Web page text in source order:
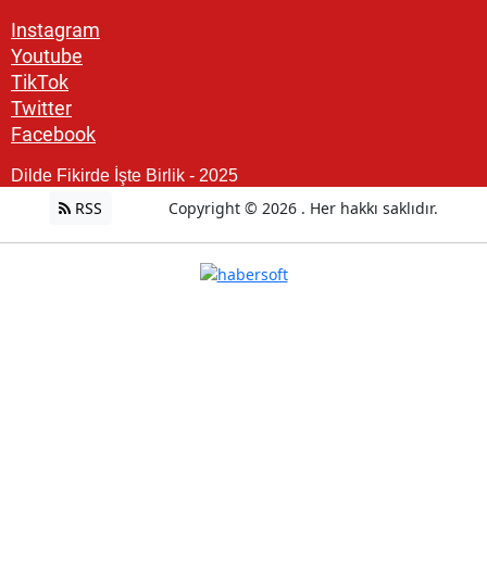
Instagram
Youtube
TikTok
Twitter
Facebook
Dilde Fikirde İşte Birlik - 2025
RSS Copyright © 2026 . Her hakkı saklıdır.